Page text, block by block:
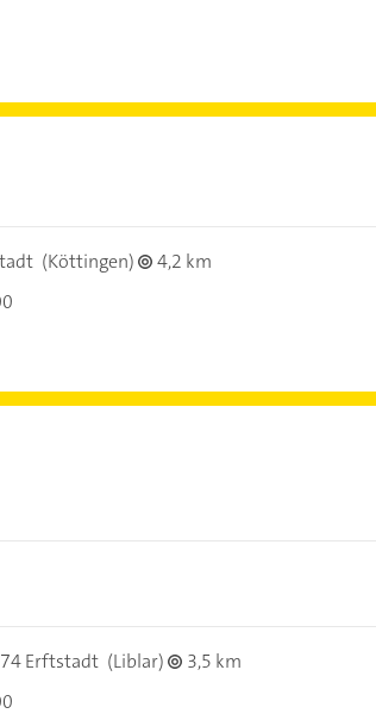
(Köttingen)
4,2 km
Erftstadt (Liblar)
3,5 km